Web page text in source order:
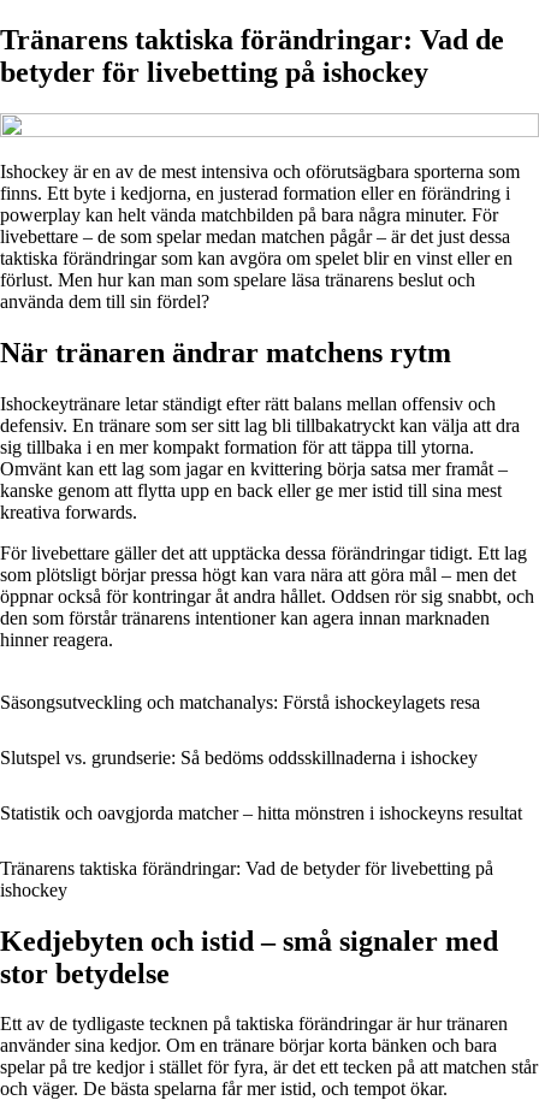
Tränarens taktiska förändringar: Vad de
betyder för livebetting på ishockey
Ishockey är en av de mest intensiva och oförutsägbara sporterna som
finns. Ett byte i kedjorna, en justerad formation eller en förändring i
powerplay kan helt vända matchbilden på bara några minuter. För
livebettare – de som spelar medan matchen pågår – är det just dessa
taktiska förändringar som kan avgöra om spelet blir en vinst eller en
förlust. Men hur kan man som spelare läsa tränarens beslut och
använda dem till sin fördel?
När tränaren ändrar matchens rytm
Ishockeytränare letar ständigt efter rätt balans mellan offensiv och
defensiv. En tränare som ser sitt lag bli tillbakatryckt kan välja att dra
sig tillbaka i en mer kompakt formation för att täppa till ytorna.
Omvänt kan ett lag som jagar en kvittering börja satsa mer framåt –
kanske genom att flytta upp en back eller ge mer istid till sina mest
kreativa forwards.
För livebettare gäller det att upptäcka dessa förändringar tidigt. Ett lag
som plötsligt börjar pressa högt kan vara nära att göra mål – men det
öppnar också för kontringar åt andra hållet. Oddsen rör sig snabbt, och
den som förstår tränarens intentioner kan agera innan marknaden
hinner reagera.
Säsongsutveckling och matchanalys: Förstå ishockeylagets resa
Slutspel vs. grundserie: Så bedöms oddsskillnaderna i ishockey
Statistik och oavgjorda matcher – hitta mönstren i ishockeyns resultat
Tränarens taktiska förändringar: Vad de betyder för livebetting på
ishockey
Kedjebyten och istid – små signaler med
stor betydelse
Ett av de tydligaste tecknen på taktiska förändringar är hur tränaren
använder sina kedjor. Om en tränare börjar korta bänken och bara
spelar på tre kedjor i stället för fyra, är det ett tecken på att matchen står
och väger. De bästa spelarna får mer istid, och tempot ökar.